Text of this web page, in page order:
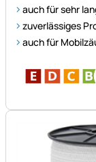
auch für sehr
zuverlässiges
auch für